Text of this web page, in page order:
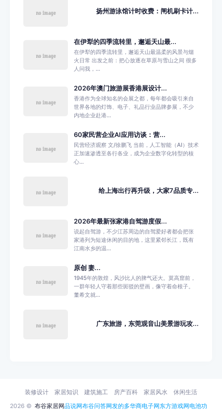
扬州游泳馆计时收费：闸机刷卡计...
在伊犁的四季流转里，邂逅天山最...
在伊犁的四季流转里，邂逅天山最温柔的风景与烟
火日常 出发之前：把心放逐在草原与雪山之间 很多
人问我，...
2026年澳门旅游展香港展设计...
香港作为全球知名的会展之都，每年都会吸引来自
世界各地的灯饰、电子、礼品行业品牌参展，不少
内地企业赴港...
60家民营企业AI应用访谈：营...
民营经济观察 文/徐鹏飞 当前，人工智能（AI）技术
正加速渗透至各行各业，成为企业数字化转型的核
心...
给上海出行再升级，大家7品质专...
2026年最新张家港自驾游度假...
说起自驾游，不少江苏周边的自驾爱好者都会把张
家港列为短途休闲的目的地，这里紧邻长江，既有
江南水乡的温...
原创 妻...
1945年的敦煌，风沙比人的脾气还大。莫高窟前，
一群年轻人守着那些斑驳的壁画，像守着命根子。
董希文就...
广东旅游，东莞观音山美景游玩攻...
2026 © 布谷家居网品说网布谷问答网发的多华商电子网东方游戏网电池功
装修设计 家居知识 建筑施工 房产百科 家居风水 休闲生活